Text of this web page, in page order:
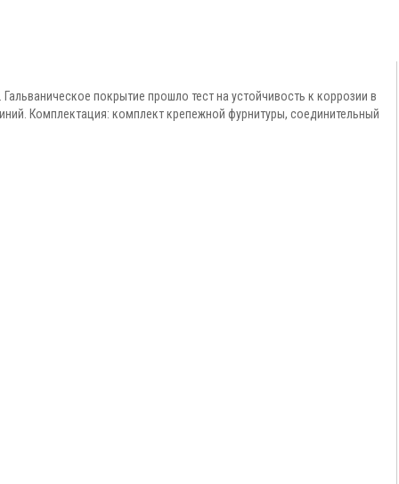
покрытие прошло тест на устойчивость к коррозии в
Комплектация: комплект крепежной фурнитуры, соединительный